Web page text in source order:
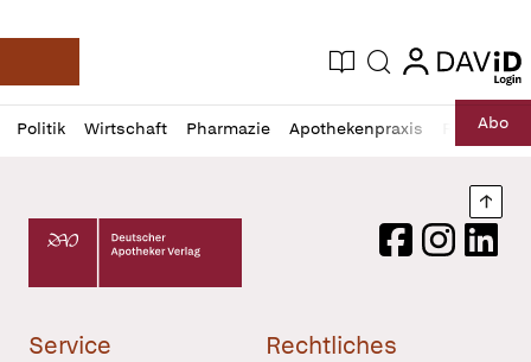
Deutsche Apotheker Zeitung
Aktuelle Ausgabe
Suche login
login
Politik Wirtschaft Pharmazie Apothekenpraxis RechtAbo
Profil
öffnen
Daz
Pur
Deutscher Apotheker Verlag Logo
FacebookInstagram
Service Rechtliches